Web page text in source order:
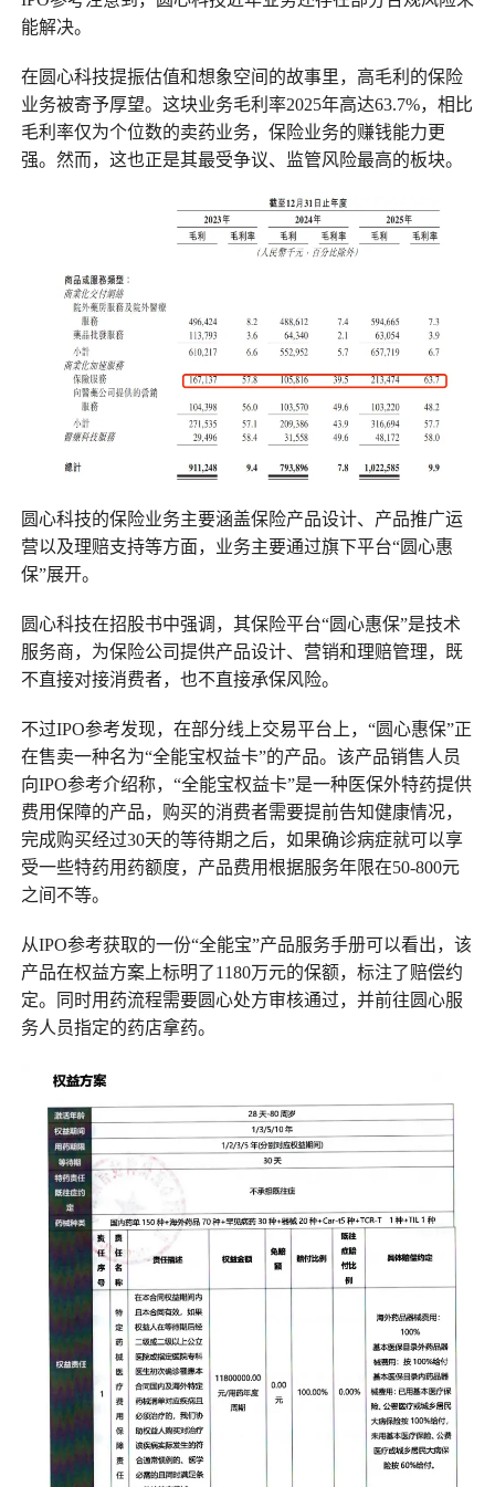
能解决。
在圆心科技提振估值和想象空间的故事里，高毛利的保险
业务被寄予厚望。这块业务毛利率2025年高达63.7%，相比
毛利率仅为个位数的卖药业务，保险业务的赚钱能力更
强。然而，这也正是其最受争议、监管风险最高的板块。
圆心科技的保险业务主要涵盖保险产品设计、产品推广运
营以及理赔支持等方面，业务主要通过旗下平台“圆心惠
保”展开。
圆心科技在招股书中强调，其保险平台“圆心惠保”是技术
服务商，为保险公司提供产品设计、营销和理赔管理，既
不直接对接消费者，也不直接承保风险。
不过IPO参考发现，在部分线上交易平台上，“圆心惠保”正
在售卖一种名为“全能宝权益卡”的产品。该产品销售人员
向IPO参考介绍称，“全能宝权益卡”是一种医保外特药提供
费用保障的产品，购买的消费者需要提前告知健康情况，
完成购买经过30天的等待期之后，如果确诊病症就可以享
受一些特药用药额度，产品费用根据服务年限在50-800元
之间不等。
从IPO参考获取的一份“全能宝”产品服务手册可以看出，该
产品在权益方案上标明了1180万元的保额，标注了赔偿约
定。同时用药流程需要圆心处方审核通过，并前往圆心服
务人员指定的药店拿药。